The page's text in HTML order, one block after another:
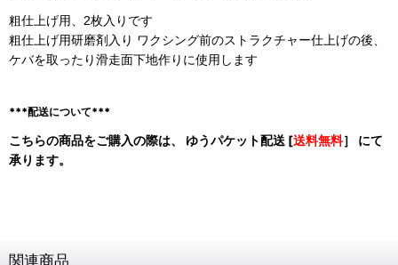
粗仕上げ用、2枚入りです
粗仕上げ用研磨剤入り ワクシング前のストラクチャー仕上げの後、
ケバを取ったり滑走面下地作りに使用します
***配送について***
こちらの商品をご購入の際は、 ゆうパケット配送 [送料無料］ にて
承ります。
関連商品